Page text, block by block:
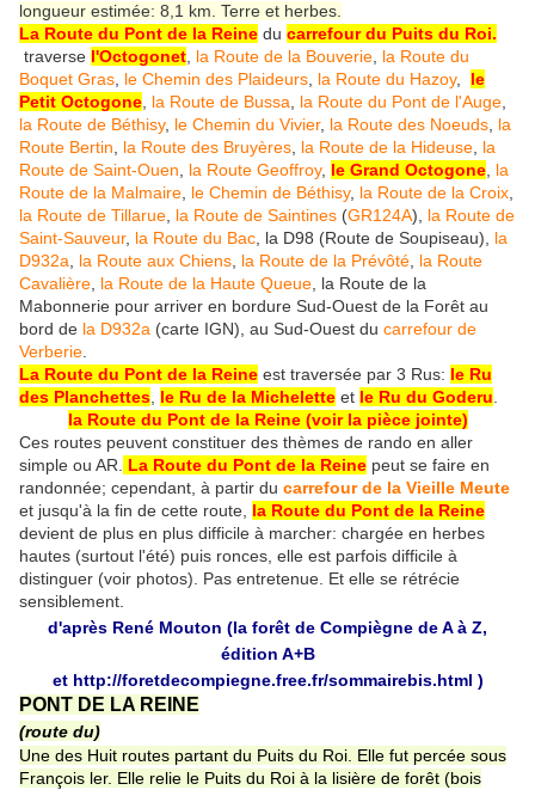
longueur estimée: 8,1 km. Terre et herbes.
La Route du Pont de la Reine du carrefour du Puits du Roi.
traverse l'Octogonet la Route de la Bouverie la Route du
Boquet Gras le Chemin des Plaideurs la Route du Hazoy, le
Petit Octogone la Route de Bussa la Route du Pont de l'Auge
la Route de Béthisy, le Chemin du Vivier, la Route des Noeuds la
Route Bertin
la Route des Bruyères la Route de la Hideuse la
Route de Saint-Ouen
la Route Geoffroy, le Grand Octogone la
Route de la Malmaire le Chemin de Béthisy, la Route de la Croix
la Route de Tillarue la Route de Saintines (GR124A), la Route de
Saint-Sauveur, la Route du Bac , la D98 (Route de Soupiseau), la
D932a
la Route aux Chiens la Route de la Prévôté la Route
Cavalière la Route de la Haute Queue , la Route de la
Mabonnerie pour arriver en bordure Sud-Ouest de la Forêt au
bord de la D932a (carte IGN), au Sud-Ouest du carrefour de
Verberie
La Route du Pont de la Reine est traversée par 3 Rus: le Ru
des Planchettes le Ru de la Michelette et le Ru du Goderu
la Route du Pont de la Reine (voir la pièce jointe)
Ces routes peuvent constituer des thèmes de rando en aller
simple ou AR.
La Route du Pont de la Reine peut se faire en
randonnée; cependant, à partir du carrefour de la Vieille Meute
et jusqu'à la fin de cette route, la Route du Pont de la Reine
devient de plus en plus difficile à marcher: chargée en herbes
hautes (surtout l'été) puis ronces, elle est parfois difficile à
distinguer (voir photos). Pas entretenue. Et elle se rétrécie
sensiblement.
d'après René Mouton (la forêt de Compiègne de A à Z,
édition A+B
et http://foretdecompiegne.free.fr/sommairebis.html )
PONT DE LA REINE
(route du)
Une des Huit routes partant du Puits du Roi. Elle fut percée sous
François ler. Elle relie le Puits du Roi à la lisière de forêt (bois